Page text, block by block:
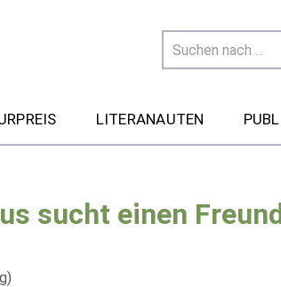
LITERANAUTEN
sucht einen